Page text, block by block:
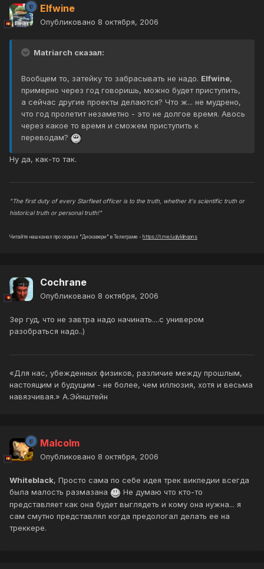
Elfwine
Опубликовано 8 октября, 2006
Matriarch сказал:
Вообщем то, затейку то забрасывать не надо. Elfwine,
примерно через год говоришь, можно будет приступить,
а сейчас другие проекты делаются? Что ж... не мудрено,
что год пролетит незаметно - это не долгое время. Авось
через какое то время и сможем приступить к
переводам?
Ну да, как-то так.
"The first duty of every Starfleet officer is to the truth, whether it's scientific truth or
historical truth or personal truth!"
Читайте наш канал про сериал "Дискавери" в Телеграме - https://t.me/uglyklingons
Cochrane
Опубликовано 8 октября, 2006
Зер гуд, что не завтра надо начинать....с универом
разобраться надо..)
«Для нас, убежденных физиков, различие между прошлым,
настоящим и будущим - не более, чем иллюзия, хотя и весьма
навязчивая.» А.Эйнштейн
Malcolm
Опубликовано 8 октября, 2006
Whiteblack, Просто сама по себе идея трек викпедии всегда
была малость размазана
Не думаю что кто-то
представляет как она будет выглядеть и кому она нужна... я
сам смутно представлял когда предологал делать ее на
треккере.